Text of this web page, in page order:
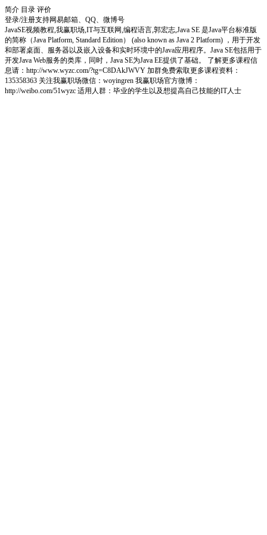
简介 目录 评价
登录/注册支持网易邮箱、QQ、微博号
JavaSE视频教程,我赢职场,IT与互联网,编程语言,郭宏志,Java SE 是Java平台标准版
的简称（Java Platform, Standard Edition） (also known as Java 2 Platform) ，用于开发
和部署桌面、服务器以及嵌入设备和实时环境中的Java应用程序。Java SE包括用于
开发Java Web服务的类库，同时，Java SE为Java EE提供了基础。 了解更多课程信
息请：http://www.wyzc.com/?tg=C8DAkJWVY 加群免费索取更多课程资料：
135358363 关注我赢职场微信：woyingren 我赢职场官方微博：
http://weibo.com/51wyzc 适用人群：毕业的学生以及想提高自己技能的IT人士